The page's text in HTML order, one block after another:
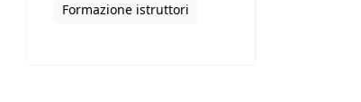
Formazione istruttori